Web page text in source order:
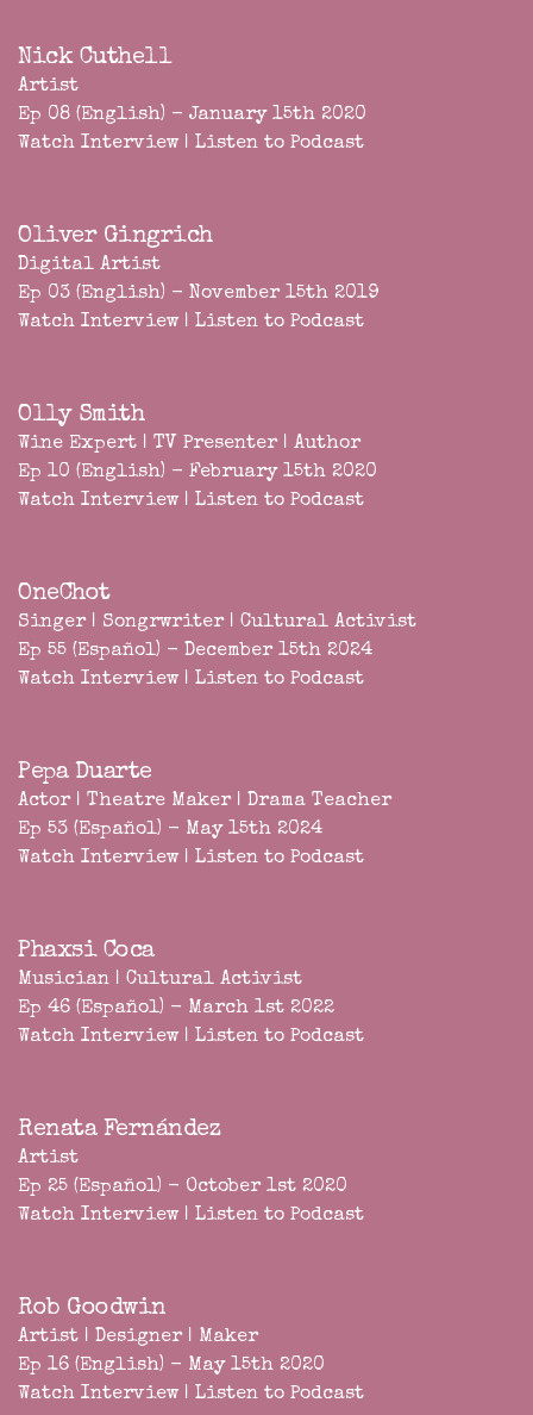
Nick Cuthell
Artist
Ep 08 (English) - January 15th 2020
Watch Interview | Listen to Podcast
Oliver Gingrich
Digital Artist
Ep 03 (English) - November 15th 2019
Watch Interview | Listen to Podcast
Olly Smith
Wine Expert | TV Presenter | Author
Ep 10 (English) - February 15th 2020
Watch Interview | Listen to Podcast
OneChot
Singer | Songrwriter | Cultural Activist
Ep 55 (Español) - December 15th 2024
Watch Interview | Listen to Podcast
Pepa Duarte
Actor | Theatre Maker | Drama Teacher
Ep 53 (Español) - May 15th 2024
Watch Interview | Listen to Podcast
Phaxsi Coca
Musician | Cultural Activist
Ep 46 (Español) - March 1st 2022
Watch Interview | Listen to Podcast
Renata Fernández
Artist
Ep 25 (Español) - October 1st 2020
Watch Interview | Listen to Podcast
Rob Goodwin
Artist | Designer | Maker
Ep 16 (English) - May 15th 2020
Watch Interview | Listen to Podcast